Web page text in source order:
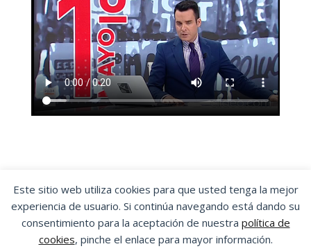
Este sitio web utiliza cookies para que usted tenga la mejor
experiencia de usuario. Si continúa navegando está dando su
consentimiento para la aceptación de nuestra política de
cookies, pinche el enlace para mayor información.
OSTA | ORGANIZACIÓN SINDICAL DE
TRABAJADORES Y TRABAJADORAS DE ARAGÓN